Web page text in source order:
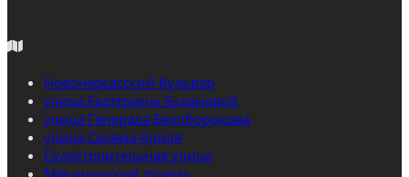
Новочеркасский бульвар
улица Екатерины Будановой
улица Генерала Белобородова
улица Саляма Адиля
Судостроительная улица